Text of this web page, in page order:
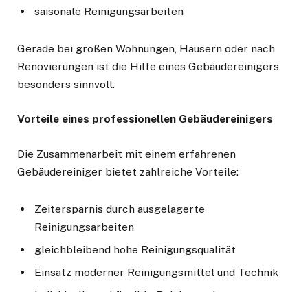
saisonale Reinigungsarbeiten
Gerade bei großen Wohnungen, Häusern oder nach
Renovierungen ist die Hilfe eines Gebäudereinigers
besonders sinnvoll.
Vorteile eines professionellen Gebäudereinigers
Die Zusammenarbeit mit einem erfahrenen
Gebäudereiniger bietet zahlreiche Vorteile:
Zeitersparnis durch ausgelagerte
Reinigungsarbeiten
gleichbleibend hohe Reinigungsqualität
Einsatz moderner Reinigungsmittel und Technik